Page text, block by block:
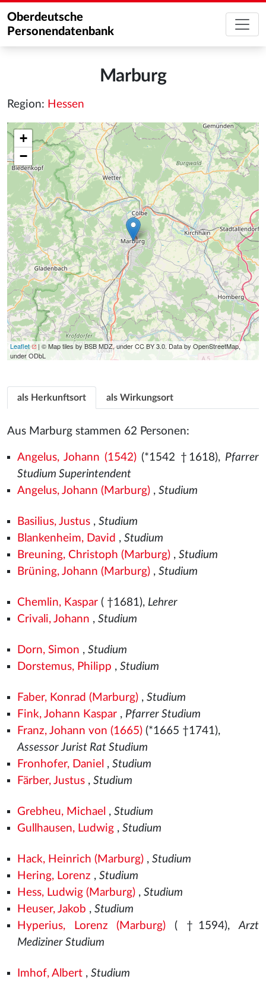
Oberdeutsche
Personendatenbank
Marburg
Region: Hessen
+
−
Leaflet
| © Map tiles by BSB MDZ, under CC BY 3.0. Data by OpenStreetMap,
under ODbL
als Herkunftsort als Wirkungsort
Aus Marburg stammen 62 Personen:
Angelus, Johann (1542) (*1542 †1618), Pfarrer
Studium Superintendent
Angelus, Johann (Marburg), Studium
Basilius, Justus, Studium
Blankenheim, David , Studium
Breuning, Christoph (Marburg), Studium
Brüning, Johann (Marburg), Studium
Chemlin, Kaspar( †1681), Lehrer
Crivali, Johann , Studium
Dorn, Simon , Studium
Dorstemus, Philipp , Studium
Faber, Konrad (Marburg), Studium
Fink, Johann Kaspar, Pfarrer Studium
Franz, Johann von (1665)(*1665 †1741),
Assessor Jurist Rat Studium
Fronhofer, Daniel , Studium
Färber, Justus, Studium
Grebheu, Michael , Studium
Gullhausen, Ludwig, Studium
Hack, Heinrich (Marburg), Studium
Hering, Lorenz , Studium
Hess, Ludwig (Marburg), Studium
Heuser, Jakob , Studium
Hyperius, Lorenz (Marburg) ( †1594),Arzt
Mediziner Studium
Imhof, Albert, Studium